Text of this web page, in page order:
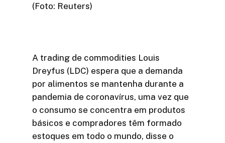
(Foto: Reuters)
A trading de commodities Louis
Dreyfus (LDC) espera que a demanda
por alimentos se mantenha durante a
pandemia de coronavírus, uma vez que
o consumo se concentra em produtos
básicos e compradores têm formado
estoques em todo o mundo, disse o